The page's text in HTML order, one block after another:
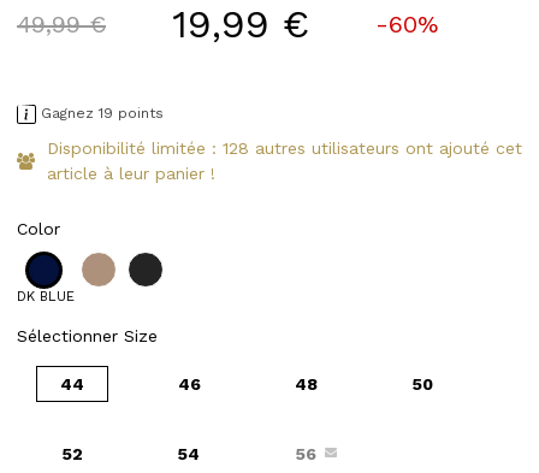
Price reduced from
49,99 €to 19,99 € -60%
Gagnez 19 points
Disponibilité limitée : 128 autres utilisateurs ont ajouté cet
article à leur panier !
Color
DK BLUE
Sélectionner Size
44 46 48 50
52 54 56